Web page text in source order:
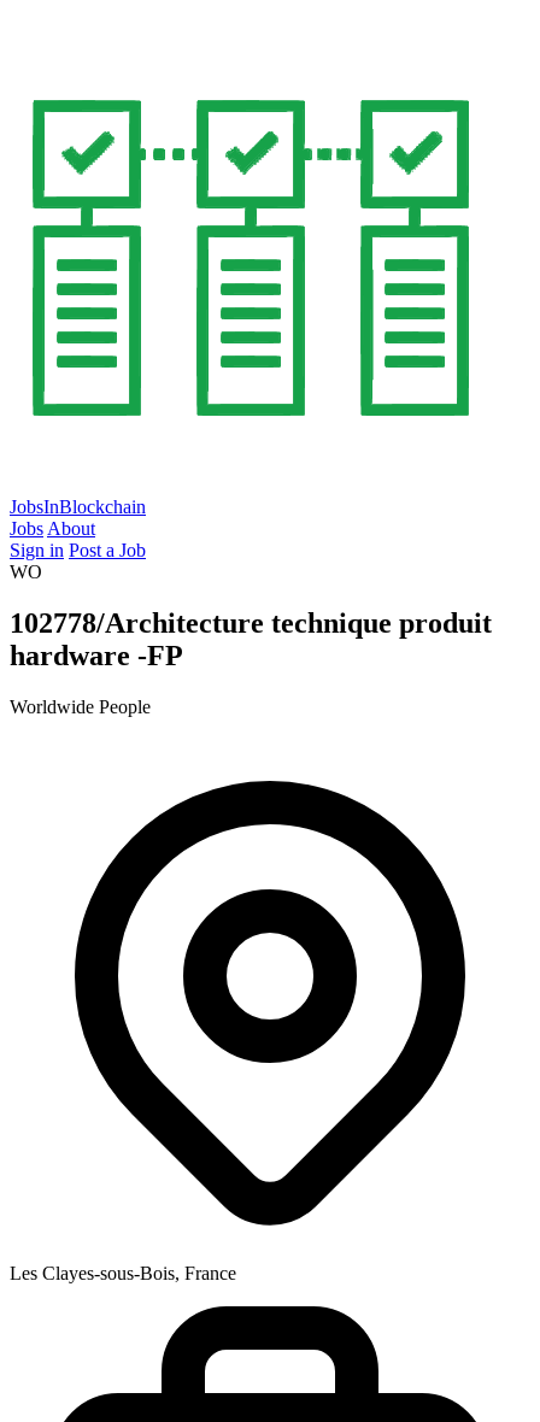
JobsInBlockchain
Jobs About
Sign in Post a Job
WO
102778/Architecture technique produit
hardware -FP
Worldwide People
Les Clayes-sous-Bois, France